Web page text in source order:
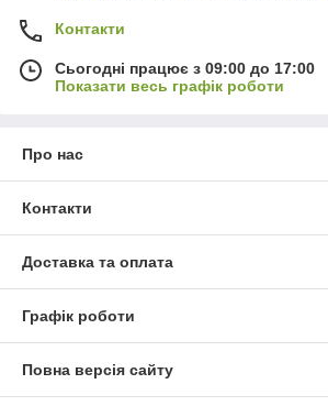
Контакти
Сьогодні працює з 09:00 до 17:00
Показати весь графік роботи
Про нас
Контакти
Доставка та оплата
Графік роботи
Повна версія сайту